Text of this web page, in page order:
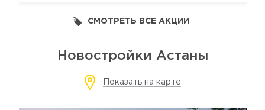
СМОТРЕТЬ ВСЕ АКЦИИ
Новостройки Астаны
Показать на карте